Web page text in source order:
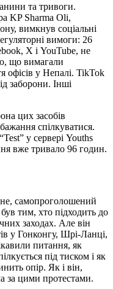
та тривоги.
KP Sharma Oli,
вимкнув соціальні
вимоги: 26
X і YouTube, не
що вимагали
офісів у Непалі. TikTok
заборони. Інші
цих засобів
спілкуватися.
у сервері Youths
вже тривало 96 годин.
самопроголошений
тим, хто підходить до
заходах. Але він
у Гонконгу, Шрі-Ланці,
питання, як
під тиском і як
опір. Як і він,
за цими протестами.